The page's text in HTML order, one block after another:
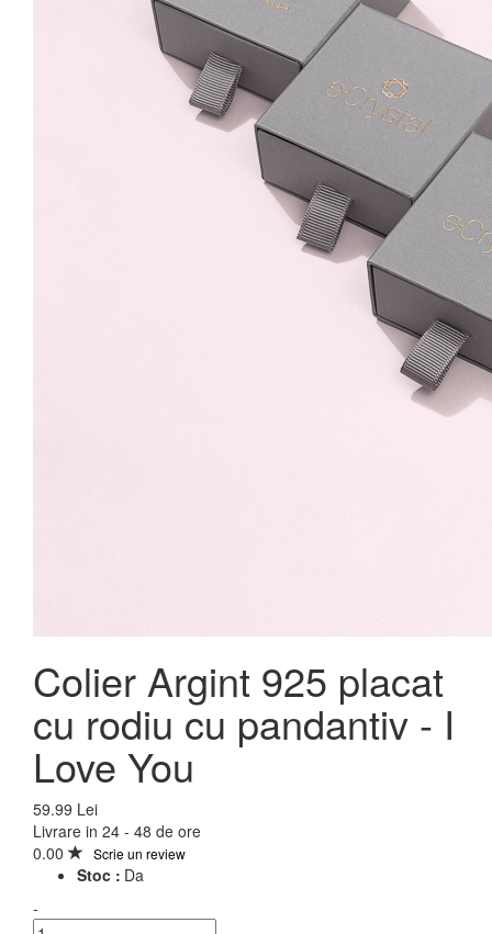
Colier Argint 925 placat
cu rodiu cu pandantiv - I
Love You
59.99 Lei
Livrare in 24 - 48 de ore
0.00
Scrie un review
Stoc : Da
-